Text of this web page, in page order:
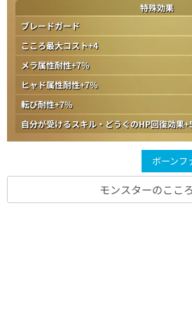
特殊効果
ブレードガード
こころ最大コスト+4
メラ属性耐性+7%
ヒャド属性耐性+7%
転び耐性+7%
自分が受けるスキル・どうぐのHP回復効果
ボーンフ
モンスターのここ